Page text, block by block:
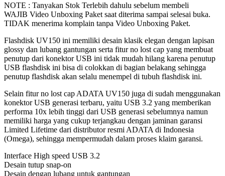
NOTE : Tanyakan Stok Terlebih dahulu sebelum membeli
WAJIB Video Unboxing Paket saat diterima sampai selesai buka.
TIDAK menerima komplain tanpa Video Unboxing Paket.
Flashdisk UV150 ini memiliki desain klasik elegan dengan lapisan
glossy dan lubang gantungan serta fitur no lost cap yang membuat
penutup dari konektor USB ini tidak mudah hilang karena penutup
USB flashdisk ini bisa di colokkan di bagian belakang sehingga
penutup flashdisk akan selalu menempel di tubuh flashdisk ini.
Selain fitur no lost cap ADATA UV150 juga di sudah menggunakan
konektor USB generasi terbaru, yaitu USB 3.2 yang memberikan
performa 10x lebih tinggi dari USB generasi sebelumnya namun
memiliki harga yang cukup terjangkau dengan jaminan garansi
Limited Lifetime dari distributor resmi ADATA di Indonesia
(Omega), sehingga mempermudah dalam proses klaim garansi.
Interface High speed USB 3.2
Desain tutup snap-on
Desain dengan lubang untuk gantungan